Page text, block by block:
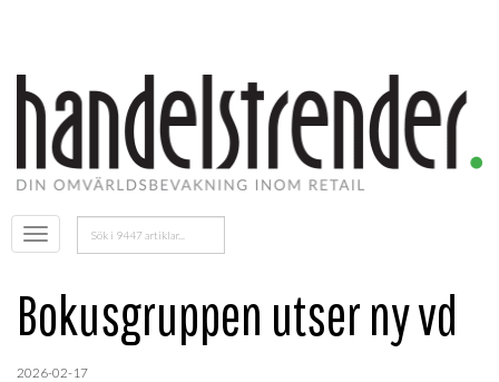
Öppna
menyn
Sök
efter:
Bokusgruppen utser ny vd
2026-02-17